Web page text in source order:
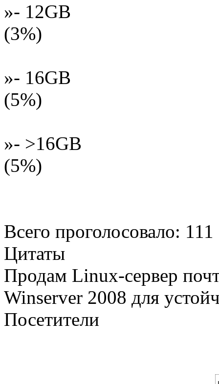
»- 12GB
(3%)
»- 16GB
(5%)
»- >16GB
(5%)
Всего проголосовало: 111
Цитаты
Продам Linux-сервер
Winserver 2008 для
Посетители